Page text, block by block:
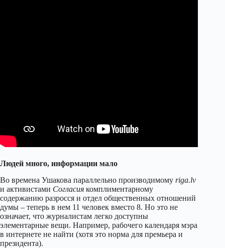
Людей много, информации мало
Во времена Ушакова параллельно производимому riga.lv
и активистами Согласия комплиментарному
содержанию разросся и отдел общественных отношений
думы – теперь в нем 11 человек вместо 8. Но это не
означает, что журналистам легко доступны
элементарные вещи. Например, рабочего календаря мэра
в интернете не найти (хотя это норма для премьера и
президента).